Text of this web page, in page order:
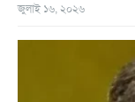
জুলাই ১৬, ২০২৬